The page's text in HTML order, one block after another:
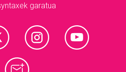
garatua